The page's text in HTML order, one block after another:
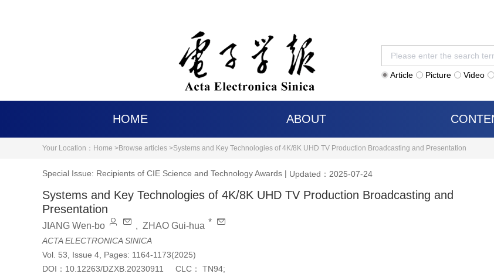
Article Picture Video
HOME ABOUT
Your Location： Home >Browse articles >Systems and Key Technologies of 4K/8K UHD TV Production Broadcasting and Presentation
Special Issue: Recipients of CIE Science and Technology Awards | Updated：2025-07-24
Systems and Key Technologies of 4K/8K UHD TV Production Broadcasting and
Presentation
JIANG Wen-bo , ZHAO Gui-hua *
ACTA ELECTRONICA SINICA
Vol. 53, Issue 4, Pages: 1164-1173(2025)
DOI： 10.12263/DZXB.20230911 CLC：
TN94;